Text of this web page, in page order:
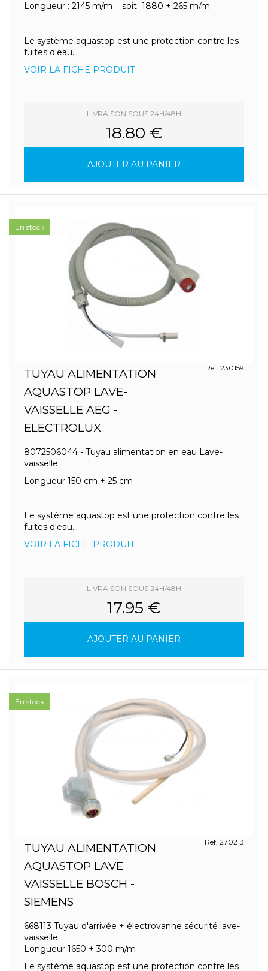
Longueur : 2145 m/m soit 1880 + 265 m/m
Le système aquastop est une protection contre les
fuites d'eau...
VOIR LA FICHE PRODUIT
LIVRAISON SOUS 24H/48H
18.80 €
AJOUTER AU PANIER
TUYAU ALIMENTATION
AQUASTOP LAVE-
VAISSELLE AEG -
ELECTROLUX
Ref. 230159
8072506044 - Tuyau alimentation en eau Lave-
vaisselle
Longueur 150 cm + 25 cm
Le système aquastop est une protection contre les
fuites d'eau...
VOIR LA FICHE PRODUIT
LIVRAISON SOUS 24H/48H
17.95 €
AJOUTER AU PANIER
En stock
TUYAU ALIMENTATION
AQUASTOP LAVE
VAISSELLE BOSCH -
SIEMENS
Ref. 270213
668113 Tuyau d'arrivée + électrovanne sécurité lave-
vaisselle
Longueur 1650 + 300 m/m
Le système aquastop est une protection contre les
En stock